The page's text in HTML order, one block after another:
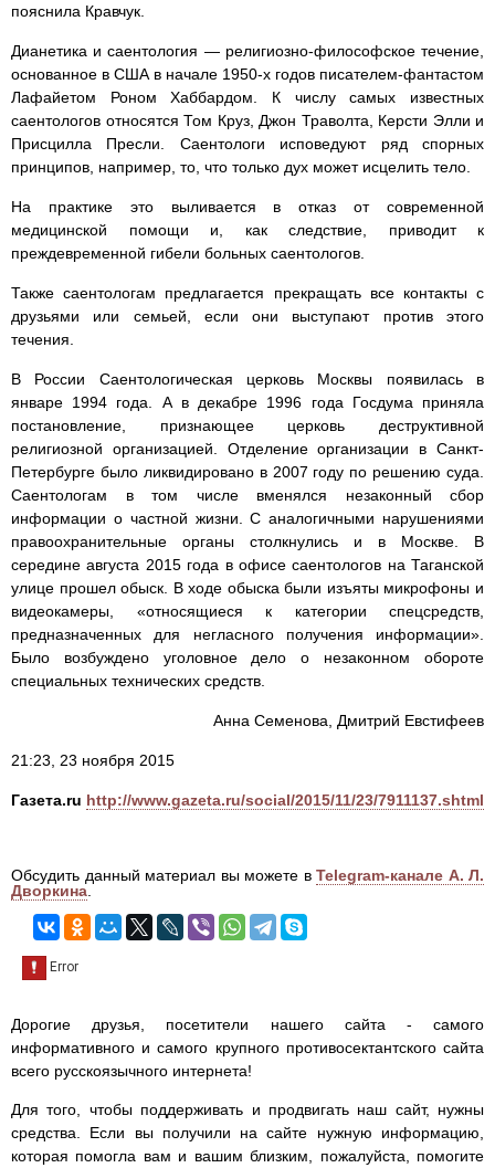
пояснила Кравчук.
Дианетика и саентология — религиозно-философское течение,
основанное в США в начале 1950-х годов писателем-фантастом
Лафайетом Роном Хаббардом. К числу самых известных
саентологов относятся Том Круз, Джон Траволта, Керсти Элли и
Присцилла Пресли. Саентологи исповедуют ряд спорных
принципов, например, то, что только дух может исцелить тело.
На практике это выливается в отказ от современной
медицинской помощи и, как следствие, приводит к
преждевременной гибели больных саентологов.
Также саентологам предлагается прекращать все контакты с
друзьями или семьей, если они выступают против этого
течения.
В России Саентологическая церковь Москвы появилась в
январе 1994 года. А в декабре 1996 года Госдума приняла
постановление, признающее церковь деструктивной
религиозной организацией. Отделение организации в Санкт-
Петербурге было ликвидировано в 2007 году по решению суда.
Саентологам в том числе вменялся незаконный сбор
информации о частной жизни. С аналогичными нарушениями
правоохранительные органы столкнулись и в Москве. В
середине августа 2015 года в офисе саентологов на Таганской
улице прошел обыск. В ходе обыска были изъяты микрофоны и
видеокамеры, «относящиеся к категории спецсредств,
предназначенных для негласного получения информации».
Было возбуждено уголовное дело о незаконном обороте
специальных технических средств.
Анна Семенова, Дмитрий Евстифеев
21:23, 23 ноября 2015
Газета.ru http://www.gazeta.ru/social/2015/11/23/7911137.shtml
Обсудить данный материал вы можете в Telegram-канале А. Л.
Дворкина
Дорогие друзья, посетители нашего сайта - самого
информативного и самого крупного противосектантского сайта
всего русскоязычного интернета!
Для того, чтобы поддерживать и продвигать наш сайт, нужны
средства. Если вы получили на сайте нужную информацию,
которая помогла вам и вашим близким, пожалуйста, помогите